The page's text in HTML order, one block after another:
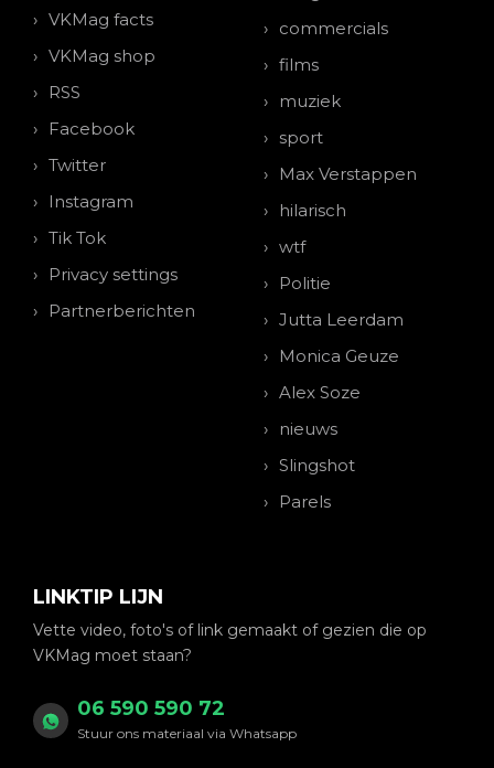
VKMag facts
VKMag shop
RSS
Facebook
Twitter
Instagram
Tik Tok
Privacy settings
Partnerberichten
commercials
films
muziek
sport
Max Verstappen
hilarisch
wtf
Politie
Jutta Leerdam
Monica Geuze
Alex Soze
nieuws
Slingshot
Parels
LINKTIP LIJN
Vette video, foto's of link gemaakt of gezien die op
VKMag moet staan?
06 590 590 72
Stuur ons materiaal via Whatsapp